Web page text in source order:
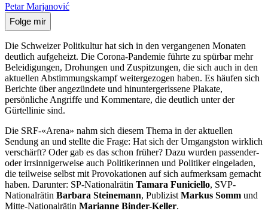
Petar Marjanović
Folge mir
Die Schweizer Politkultur hat sich in den vergangenen Monaten
deutlich aufgeheizt. Die Corona-Pandemie führte zu spürbar mehr
Beleidigungen, Drohungen und Zuspitzungen, die sich auch in den
aktuellen Abstimmungskampf weitergezogen haben. Es häufen sich
Berichte über angezündete und hinuntergerissene Plakate,
persönliche Angriffe und Kommentare, die deutlich unter der
Gürtellinie sind.
Die SRF-«Arena» nahm sich diesem Thema in der aktuellen
Sendung an und stellte die Frage: Hat sich der Umgangston wirklich
verschärft? Oder gab es das schon früher? Dazu wurden passender-
oder irrsinnigerweise auch Politikerinnen und Politiker eingeladen,
die teilweise selbst mit Provokationen auf sich aufmerksam gemacht
haben. Darunter: SP-Nationalrätin Tamara Funiciello, SVP-
Nationalrätin Barbara Steinemann, Publizist Markus Somm und
Mitte-Nationalrätin Marianne Binder-Keller.